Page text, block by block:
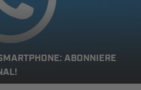
ABONNIERE